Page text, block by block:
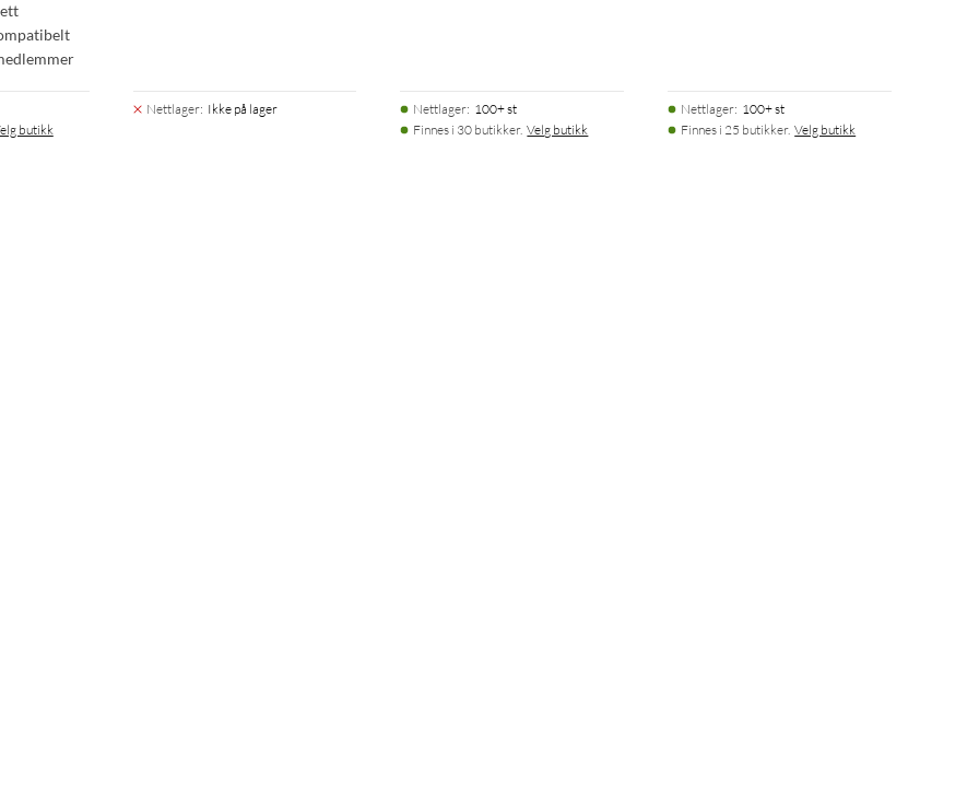
3×)
butikk
Nettlager: Ikke på lager Nettlager: 100+ st
Finnes i 30 butikker. Velg butikk
Nettlager: 100+ st
Finnes i 25 butikker. Velg butikk